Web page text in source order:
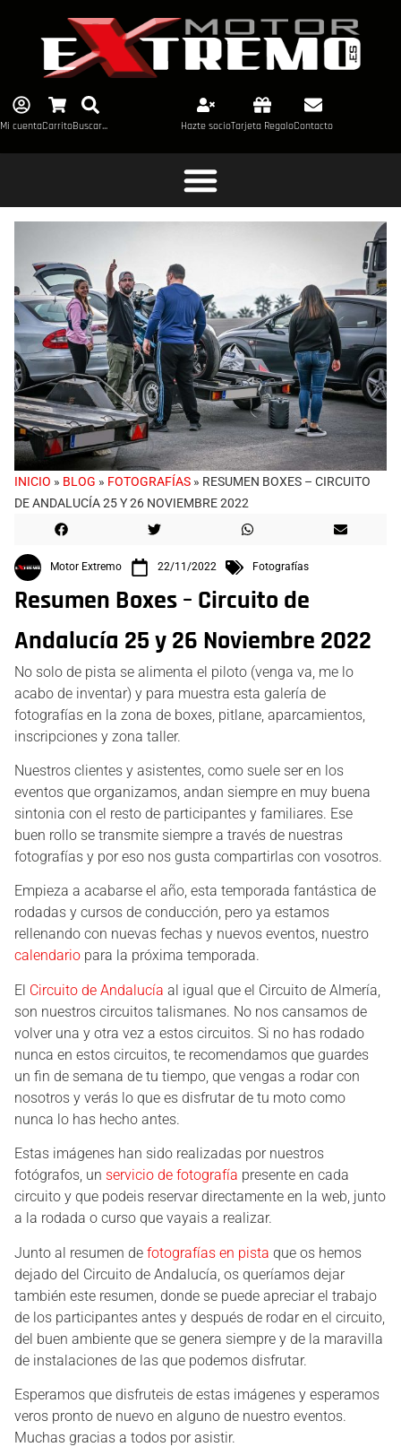
Mi cuentaCarritoBuscar... Hazte socioTarjeta RegaloContacto
INICIO » BLOG » FOTOGRAFÍAS » RESUMEN BOXES – CIRCUITO
DE ANDALUCÍA 25 Y 26 NOVIEMBRE 2022
Motor Extremo 22/11/2022 Fotografías
Resumen Boxes – Circuito de
Andalucía 25 y 26 Noviembre 2022
No solo de pista se alimenta el piloto (venga va, me lo
acabo de inventar) y para muestra esta galería de
fotografías en la zona de boxes, pitlane, aparcamientos,
inscripciones y zona taller.
Nuestros clientes y asistentes, como suele ser en los
eventos que organizamos, andan siempre en muy buena
sintonia con el resto de participantes y familiares. Ese
buen rollo se transmite siempre a través de nuestras
fotografías y por eso nos gusta compartirlas con vosotros.
Empieza a acabarse el año, esta temporada fantástica de
rodadas y cursos de conducción, pero ya estamos
rellenando con nuevas fechas y nuevos eventos, nuestro
calendario para la próxima temporada.
El Circuito de Andalucía al igual que el Circuito de Almería,
son nuestros circuitos talismanes. No nos cansamos de
volver una y otra vez a estos circuitos. Si no has rodado
nunca en estos circuitos, te recomendamos que guardes
un fin de semana de tu tiempo, que vengas a rodar con
nosotros y verás lo que es disfrutar de tu moto como
nunca lo has hecho antes.
Estas imágenes han sido realizadas por nuestros
fotógrafos, un servicio de fotografía presente en cada
circuito y que podeis reservar directamente en la web, junto
a la rodada o curso que vayais a realizar.
Junto al resumen de fotografías en pista que os hemos
dejado del Circuito de Andalucía, os queríamos dejar
también este resumen, donde se puede apreciar el trabajo
de los participantes antes y después de rodar en el circuito,
del buen ambiente que se genera siempre y de la maravilla
de instalaciones de las que podemos disfrutar.
Esperamos que disfruteis de estas imágenes y esperamos
veros pronto de nuevo en alguno de nuestro eventos.
Muchas gracias a todos por asistir.